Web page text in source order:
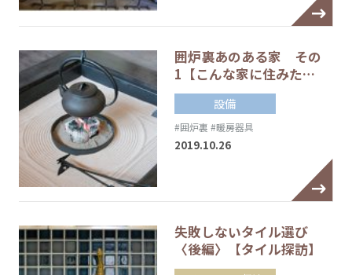
囲炉裏あのある家 その
1【こんな家に住みた…
設備
#囲炉裏 #暖房器具
2019.10.26
失敗しないタイル選び
〈後編〉【タイル探訪】